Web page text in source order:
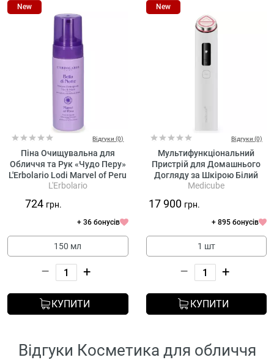
New
Відгуки (0)
Піна Очищувальна для
Обличчя та Рук «Чудо Перу»
L'Erbolario Lodi Marvel of Peru
Face & Hands Cleansing
L'Erbolario
724 грн.
+ 36 бонусів
150 мл
– +
КУПИТИ
New
Відгуки (0)
Мультифункціональний
Пристрій для Домашнього
Догляду за Шкірою Білий
Medicube AGE-R Booster Pro
Medicube
17 900 грн.
+ 895 бонусів
1 шт
– +
КУПИТИ
Відгуки Косметика для обличчя